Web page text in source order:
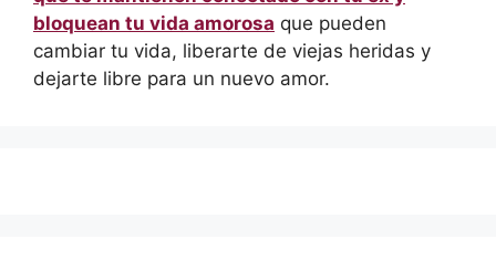
bloquean tu vida amorosa que pueden
cambiar tu vida, liberarte de viejas heridas y
dejarte libre para un nuevo amor.